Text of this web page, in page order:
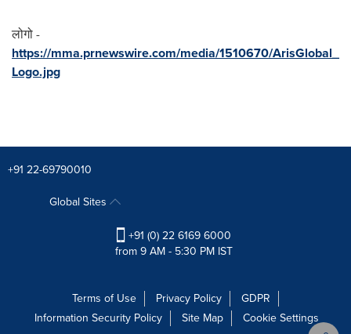
लोगो -
https://mma.prnewswire.com/media/1510670/ArisGlobal_
Logo.jpg
+91 22-69790010
Global Sites
+91 (0) 22 6169 6000
from 9 AM - 5:30 PM IST
Terms of Use Privacy Policy
GDPR
Information Security Policy
Site Map
Cookie Settings